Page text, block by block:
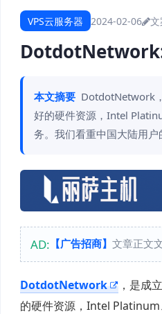
VPS云服务器 2024-02-06
DotdotNetwork:
本文摘要 DotdotNetwork
好的硬件资源，Intel
务。我们看重中国大陆用户
AD: 【广告招商】 文章正文
DotdotNetwork
，是成
的硬件资源，Intel Platinum